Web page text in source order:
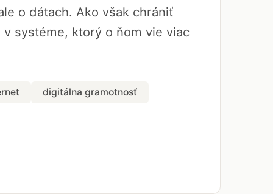
o dátach. Ako však chrániť
systéme, ktorý o ňom vie viac
digitálna gramotnosť